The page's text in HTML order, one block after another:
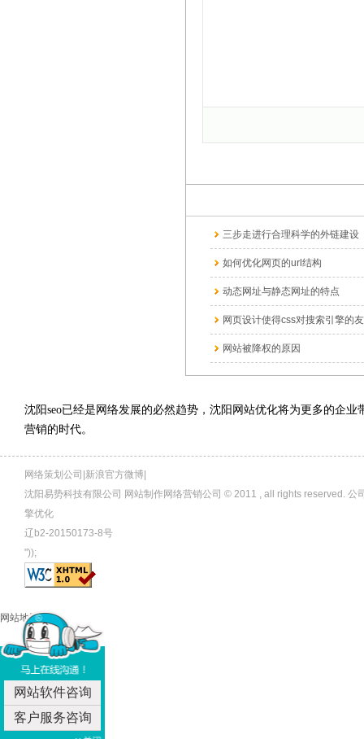
三步走进行合理科学的外链建设
如何优化网页的url结构
动态网址与静态网址的特点
网页设计使得css对搜索引擎的
网站被降权的原因
沈阳seo已经是网络发展的必然趋势，沈阳网站优化将为更多的企
营销的时代。
网络策划公司|新浪官方微博|
沈阳易势科技有限公司 网站制作网络营销公司 © 2011 , all rights reserved.
擎优化
辽b2-20150173-8号
"));
网站软件咨询
客户服务咨询
网站地图